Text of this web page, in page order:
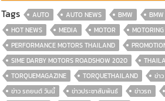
Tags AUTO AUTO NEWS BMW BMW
HOT NEWS
MEDIA MOTOR MOTORING
PERFORMANCE MOTORS THAILAND
SIME DARBY MOTORS ROADSHOW 2020
TORQUEMAGAZINE
TORQUETHAILAND ข่าว
ข่าว รถยนต์ วันนี้
ข่าวประชาสัมพันธ์ ข่าวรถ